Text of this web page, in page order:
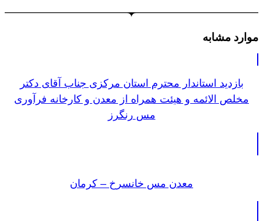
موارد مشابه
بازدید استاندار محترم استان مرکزی جناب آقای دکتر
مخلص الائمه و هیئت همراه از معدن و کارخانه فرآوری
مس رنگرز
معدن مس خانسرخ – کرمان